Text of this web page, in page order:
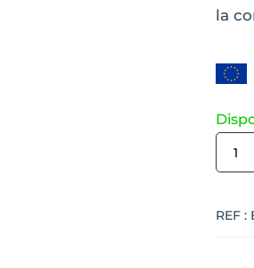
la
de
REF :